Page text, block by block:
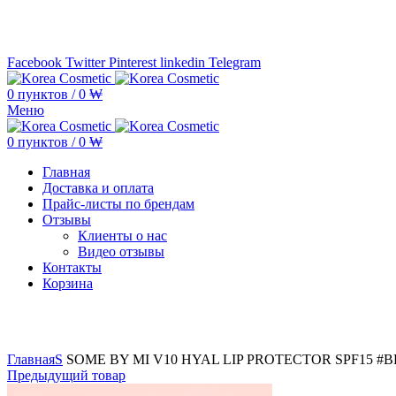
Facebook Twitter Pinterest linkedin Telegram
0 пунктов / 0 ₩
Меню
0 пунктов / 0 ₩
Главная
Доставка и оплата
Прайс-листы по брендам
Отзывы
Клиенты о нас
Видео отзывы
Контакты
Корзина
ГлавнаяS SOME BY MI V10 HYAL LIP PROTECTOR SPF15
Предыдущий товар